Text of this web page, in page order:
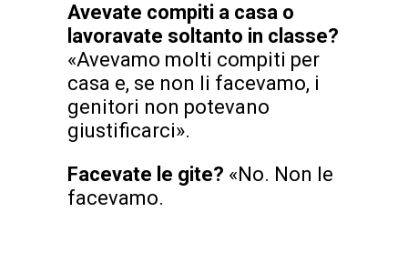
Avevate compiti a casa o
lavoravate soltanto in classe?
«Avevamo molti compiti per
casa e, se non li facevamo, i
genitori non potevano
giustificarci».
Facevate le gite? «No. Non le
facevamo.